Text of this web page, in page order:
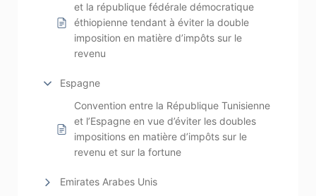
et la république fédérale démocratique
éthiopienne tendant à éviter la double
imposition en matière d’impôts sur le
revenu
Espagne
Convention entre la République Tunisienne
et l’Espagne en vue d’éviter les doubles
impositions en matière d’impôts sur le
revenu et sur la fortune
Emirates Arabes Unis